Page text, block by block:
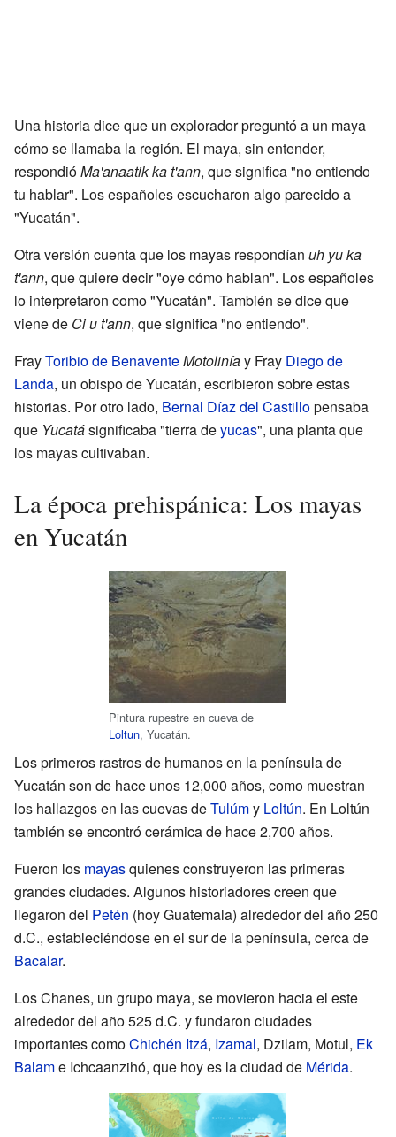
Una historia dice que un explorador preguntó a un maya
cómo se llamaba la región. El maya, sin entender,
respondióMa'anaatik ka t'ann, que significa "no entiendo
tu hablar". Los españoles escucharon algo parecido a
"Yucatán".
Otra versión cuenta que los mayas respondían uh yu ka
t'ann, que quiere decir "oye cómo hablan". Los españoles
lo interpretaron como "Yucatán". También se dice que
viene de Ci u t'ann, que significa "no entiendo".
FrayToribio de BenaventeMotoliníay Fray Diego de
Landa, un obispo de Yucatán, escribieron sobre estas
historias. Por otro lado, Bernal Díaz del Castillopensaba
que Yucatásignificaba "tierra deyucas", una planta que
los mayas cultivaban.
La época prehispánica: Los mayas
en Yucatán
Pintura rupestre en cueva de
Loltun, Yucatán.
Los primeros rastros de humanos en la península de
Yucatán son de hace unos 12,000 años, como muestran
los hallazgos en las cuevas deTulúmy Loltún. En Loltún
también se encontró cerámica de hace 2,700 años.
Fueron los mayasquienes construyeron las primeras
grandes ciudades. Algunos historiadores creen que
llegaron del Petén (hoy Guatemala) alrededor del año 250
d.C., estableciéndose en el sur de la península, cerca de
Bacalar.
Los Chanes, un grupo maya, se movieron hacia el este
alrededor del año 525 d.C. y fundaron ciudades
importantes comoChichén Itzá, Izamal, Dzilam, Motul, Ek
Balame Ichcaanzihó, que hoy es la ciudad de Mérida.